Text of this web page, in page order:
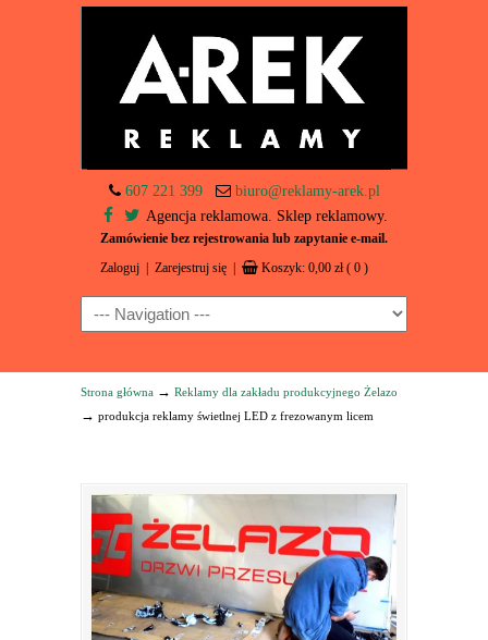
607 221 399
biuro@reklamy-arek.pl
Agencja reklamowa. Sklep reklamowy.
Zamówienie bez rejestrowania lub zapytanie e-mail.
Zaloguj Zarejestruj się Koszyk: 0,00 zł ( 0 )
Navigation
Strona główna → Reklamy dla zakładu produkcyjnego Żelazo
→ produkcja reklamy świetlnej LED z frezowanym licem